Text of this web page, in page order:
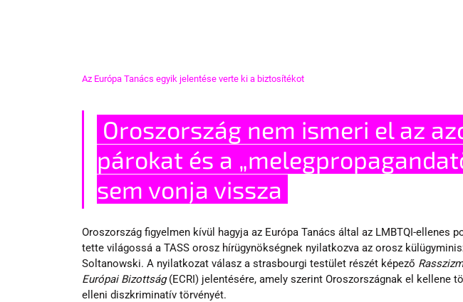
Az Európa Tanács egyik jelentése verte ki a biztosítékot
párokat és a
sem vonja vissza
Oroszország figyelmen kívül hagyja az Európa Tanács által az LMBTQI-ellenes
tette világossá a TASS orosz hírügynökségnek nyilatkozva az orosz
Soltanowski. A nyilatkozat válasz a strasbourgi testület részét képező
Európai Bizottság (ECRI) jelentésére, amely szerint Oroszországnak el kellene
elleni diszkriminatív törvényét.